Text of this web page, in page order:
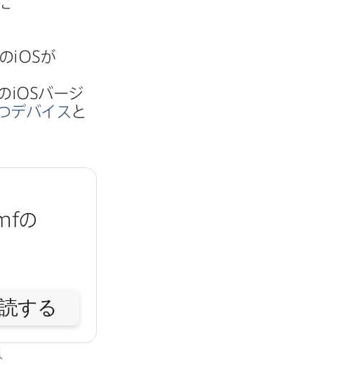
iOSが​
iOSバージ​
デバイス と​
の​
する